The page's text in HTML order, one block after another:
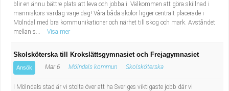
blir en ännu bättre plats att leva och jobba i. Välkommen att göra skillnad i
människors vardag varje dag! Våra båda skolor ligger centralt placerade i
Mölndal med bra kommunikationer och närhet till skog och mark. Avståndet
mellan s...
Visa mer
Skolsköterska till Krokslättsgymnasiet och Frejagymnasiet
Ansök Mar 6 Mölndals kommun Skolsköterska
I Mölndals stad är vi stolta över att ha Sveriges viktigaste jobb där vi